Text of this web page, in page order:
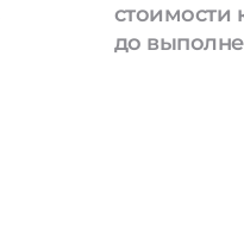
стоимости
до